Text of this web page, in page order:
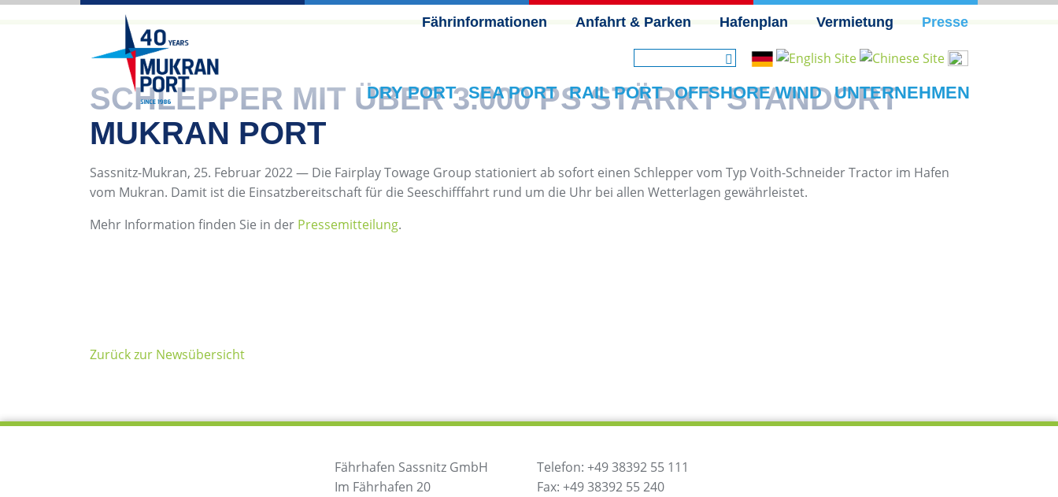
Fährinformationen Anfahrt & Parken Hafenplan Vermietung Presse
NAVIGATION ÜBERSPRINGEN
DRY PORT SEA PORT RAIL PORT OFFSHORE WIND UNTERNEHMEN
SCHLEPPER MIT ÜBER 3.000 PS STÄRKT STANDORT
MUKRAN PORT
Sassnitz-Mukran, 25. Februar 2022 — Die Fairplay Towage Group stationiert ab sofort einen Schlepper vom Typ Voith-Schneider Tractor im Hafen
vom Mukran. Damit ist die Einsatzbereitschaft für die Seeschifffahrt rund um die Uhr bei allen Wetterlagen gewährleistet.
Mehr Information finden Sie in der Pressemitteilung.
Zurück zur Newsübersicht
Fährhafen Sassnitz GmbH
Im Fährhafen 20
Telefon: +49 38392 55 111
Fax: +49 38392 55 240